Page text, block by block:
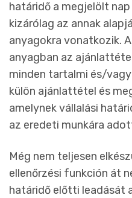
határidő a megjelölt
kizárólag az annak
anyagokra vonatkozik.
anyagban az
minden tartalmi és/
külön ajánlattétel és
amelynek vállalási
az eredeti munkára
Még nem teljesen
ellenőrzési funkción át
határidő előtti leadását